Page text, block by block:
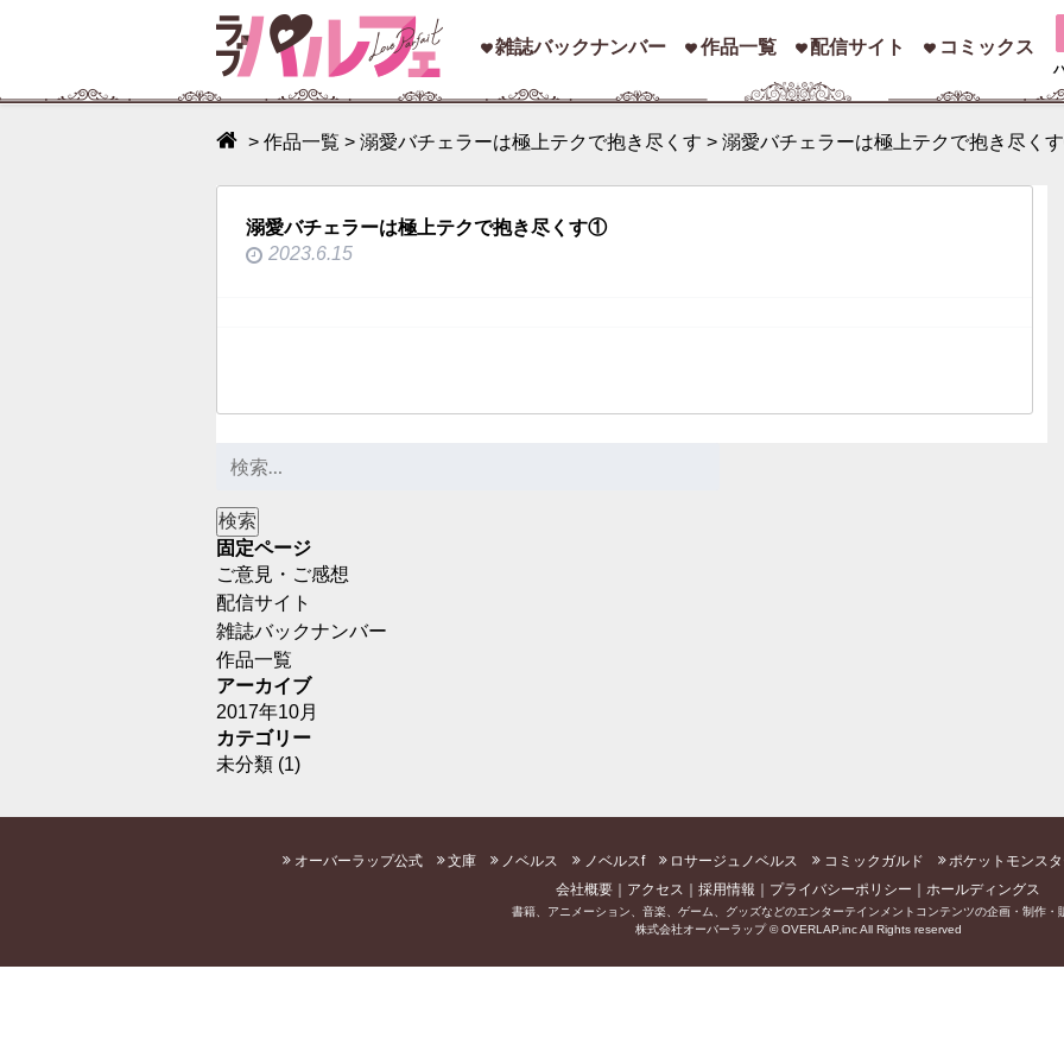
雑誌バックナンバー 作品一覧 配信サイト コミックス
> 作品一覧 > 溺愛バチェラーは極上テクで抱き尽くす > 溺愛バチェラーは極上テクで抱き尽く
溺愛バチェラーは極上テクで抱き尽くす①
2023.6.15
固定ページ
ご意見・ご感想
配信サイト
雑誌バックナンバー
作品一覧
アーカイブ
2017年10月
カテゴリー
未分類 (1)
オーバーラップ公式 文庫 ノベルス ノベルスf ロサージュノベルス コミックガルド ポケットモンス
会社概要
アクセス 採用情報 プライバシーポリシー ホールディングス
書籍、アニメーション、音楽、ゲーム、グッズなどのエンターテインメントコンテンツの企画・制作・
株式会社オーバーラップ © OVERLAP,inc All Rights reserved